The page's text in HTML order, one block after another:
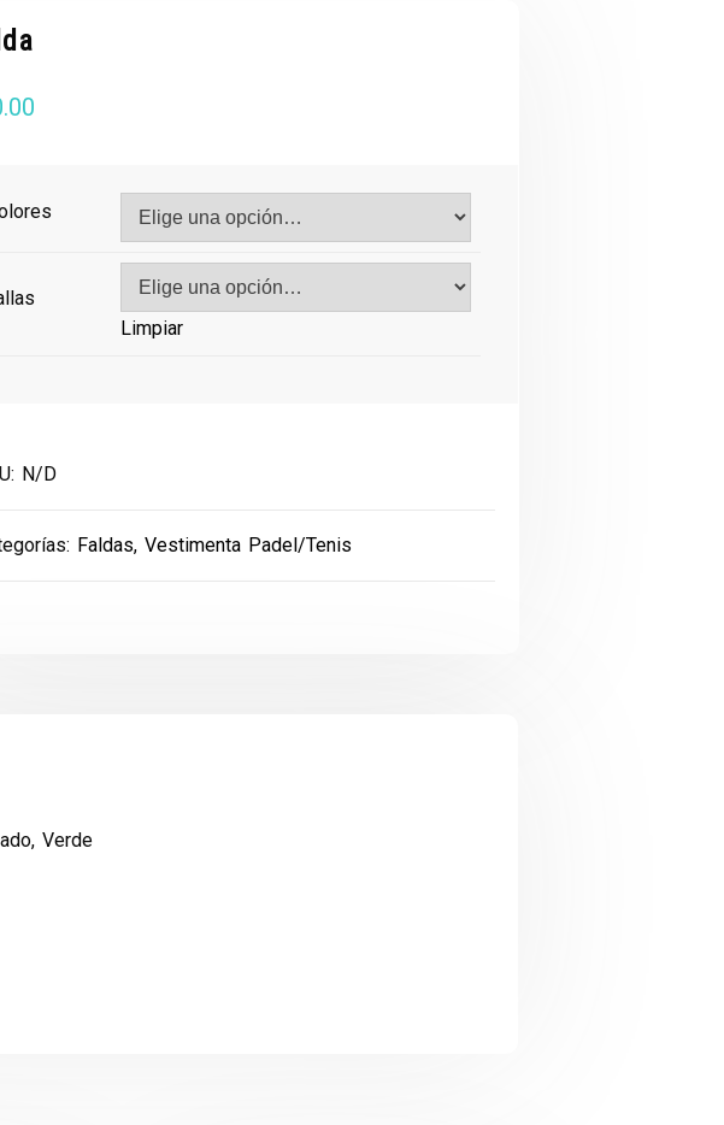
Limpiar
N/D
Faldas,Vestimenta Padel/Tenis
Verde